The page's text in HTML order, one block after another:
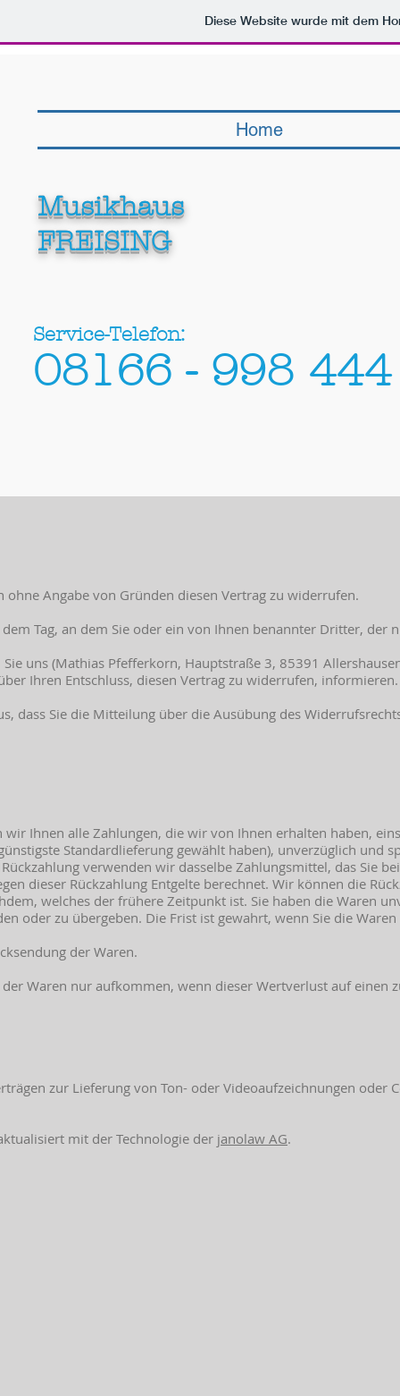
Diese Website wurde mit dem
Home
Musikhaus
FREISING
Service-Telefon:
08166 - 998
ohne Angabe von Gründen diesen Vertrag zu widerrufen.
Tag, an dem Sie oder ein von Ihnen benannter Dritter,
uns (Mathias Pfefferkorn, Hauptstraße 3, 85391
Ihren Entschluss, diesen Vertrag zu widerrufen,
dass Sie die Mitteilung über die Ausübung des
Ihnen alle Zahlungen, die wir von Ihnen erhalten haben,
Standardlieferung gewählt haben), unverzüglich
verwenden wir dasselbe Zahlungsmittel, das
dieser Rückzahlung Entgelte berechnet. Wir können die
welches der frühere Zeitpunkt ist. Sie haben die Waren
oder zu übergeben. Die Frist ist gewahrt, wenn Sie die
der Waren.
Waren nur aufkommen, wenn dieser Wertverlust auf
zur Lieferung von Ton- oder Videoaufzeichnungen
mit der Technologie der janolaw AG.